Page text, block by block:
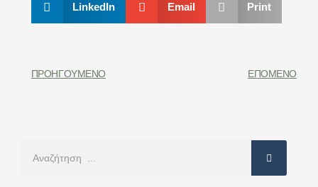
LinkedIn Email Print
ΠΡΟΗΓΟΎΜΕΝΟ ΕΠΌΜΕΝΟ